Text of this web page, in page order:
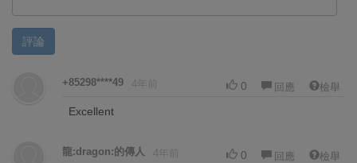
評論
+85298****49 4年前 0 回應 檢舉
Excellent
龍:dragon:的傳人 4年前 0 回應 檢舉